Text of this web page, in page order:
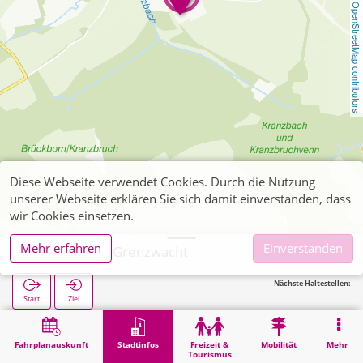
OpenStreetMap contributors
Fahrplanauskunft Stadtinfos
Freizeit &
Tourismus
Mobilität Mehr
Simmerath, Grenzwacht
Start Ziel
Nächste Haltestellen:
Stadtinfos Simmerath, Grenzwacht
Diese Webseite verwendet Cookies. Durch die Nutzung
unserer Webseite erklären Sie sich damit einverstanden, dass
wir Cookies einsetzen.
Mehr erfahren
Einverstanden